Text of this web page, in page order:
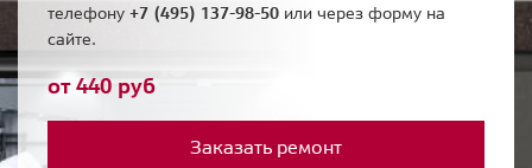
телефону +7 (495) 137-98-50 или через форму на
сайте.
от 440 руб
Заказать ремонт